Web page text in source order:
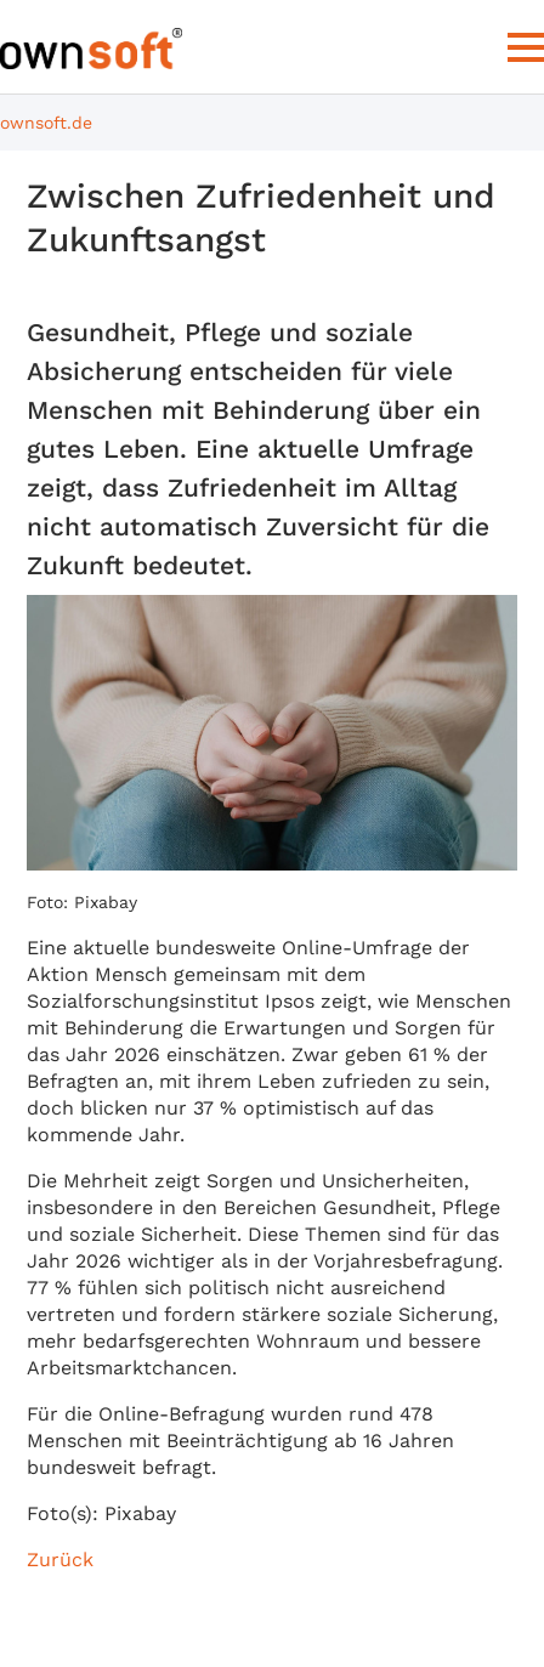
ownsoft.de
Zwischen Zufriedenheit und
Zukunftsangst
Gesundheit, Pflege und soziale
Absicherung entscheiden für viele
Menschen mit Behinderung über ein
gutes Leben. Eine aktuelle Umfrage
zeigt, dass Zufriedenheit im Alltag
nicht automatisch Zuversicht für die
Zukunft bedeutet.
Foto: Pixabay
Eine aktuelle bundesweite Online-Umfrage der
Aktion Mensch gemeinsam mit dem
Sozialforschungsinstitut Ipsos zeigt, wie Menschen
mit Behinderung die Erwartungen und Sorgen für
das Jahr 2026 einschätzen. Zwar geben 61 % der
Befragten an, mit ihrem Leben zufrieden zu sein,
doch blicken nur 37 % optimistisch auf das
kommende Jahr.
Die Mehrheit zeigt Sorgen und Unsicherheiten,
insbesondere in den Bereichen Gesundheit, Pflege
und soziale Sicherheit. Diese Themen sind für das
Jahr 2026 wichtiger als in der Vorjahresbefragung.
77 % fühlen sich politisch nicht ausreichend
vertreten und fordern stärkere soziale Sicherung,
mehr bedarfsgerechten Wohnraum und bessere
Arbeitsmarktchancen.
Für die Online-Befragung wurden rund 478
Menschen mit Beeinträchtigung ab 16 Jahren
bundesweit befragt.
Foto(s): Pixabay
Zurück